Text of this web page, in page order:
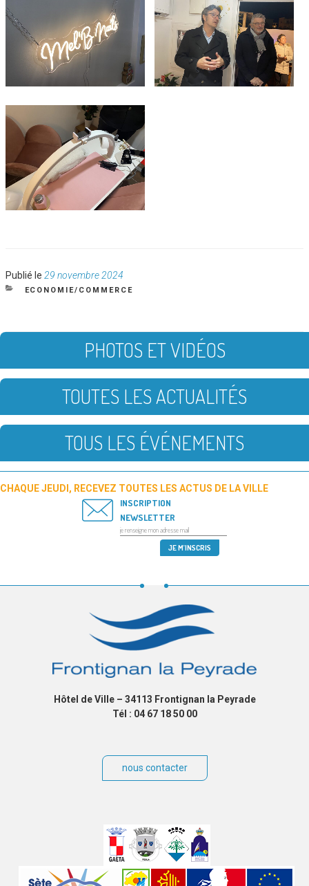
Publié le Publié
le
29 novembre 2024
CATÉGORIES
ECONOMIE/COMMERCE
PHOTOS ET VIDÉOS
TOUTES LES ACTUALITÉS
TOUS LES ÉVÉNEMENTS
CHAQUE JEUDI, RECEVEZ TOUTES LES ACTUS DE LA VILLE
INSCRIPTION
NEWSLETTER
Hôtel de Ville – 34113 Frontignan la Peyrade
Tél : 04 67 18 50 00
nous contacter